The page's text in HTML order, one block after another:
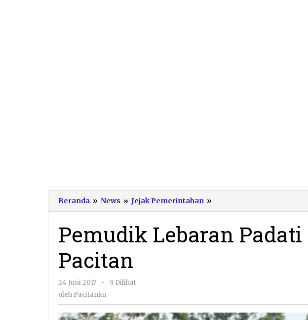
Beranda » News » Jejak Pemerintahan »
Lebaran
Terminal
Pacitan
Pemudik Lebaran
Pacitan
24 Juni 2017
oleh
Pacitanku
-
9 Dilihat
oleh Pacitanku